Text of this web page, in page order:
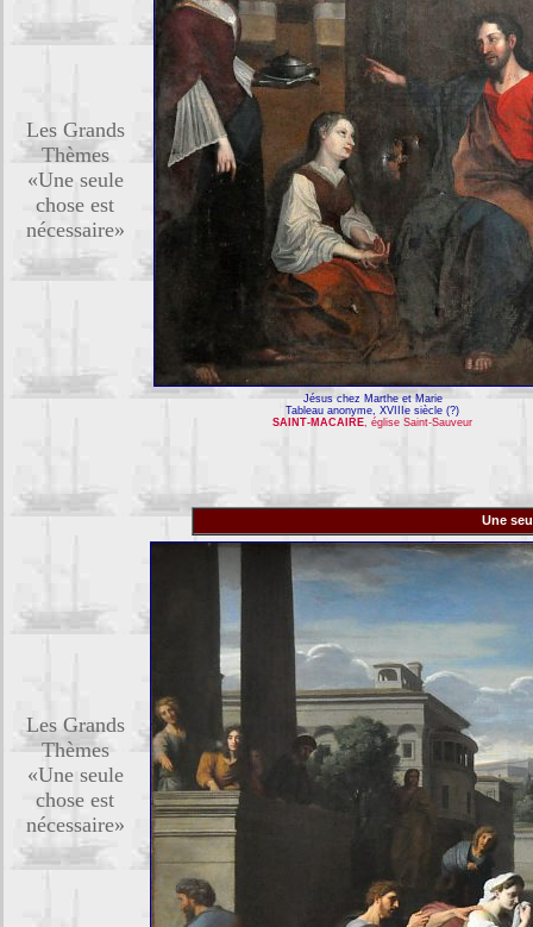
Les Grands
Thèmes
«Une seule
chose est
nécessaire»
Les Grands
Thèmes
«Une seule
chose est
nécessaire»
Jésus chez Marthe et Marie
Tableau anonyme, XVIIIe siècle (?)
SAINT-MACAIRE, église Saint-Sauveur
Une